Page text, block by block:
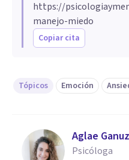
https://
manejo-miedo
Copiar cita
Tópicos Emoción
Aglae
Psicóloga